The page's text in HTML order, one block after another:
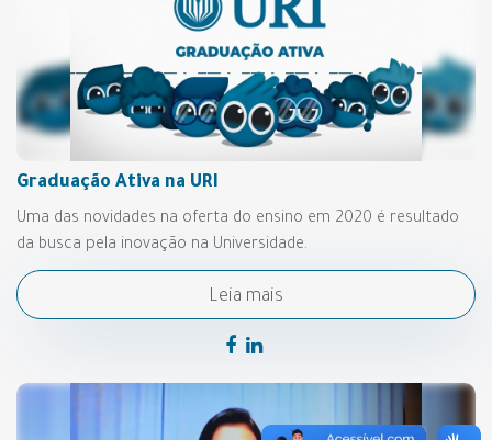
Graduação Ativa na URI
Uma das novidades na oferta do ensino em 2020 é resultado
da busca pela inovação na Universidade.
Leia mais